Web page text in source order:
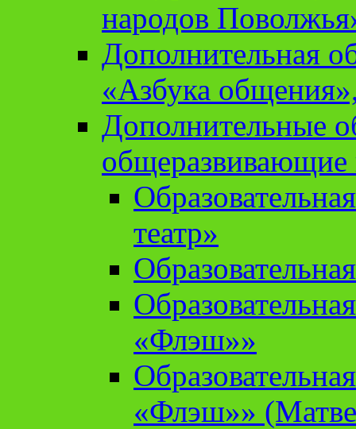
народов
Дополнительная
«Азбука
Дополнительные
театр»
«Флэш»»
«Флэш»»